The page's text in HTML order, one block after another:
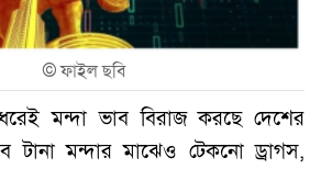
©ফাইল ছবি
মন্দা ভাব বিরাজ করছে দেশের
টানা মন্দার মাঝেও টেকনো ড্রাগস,